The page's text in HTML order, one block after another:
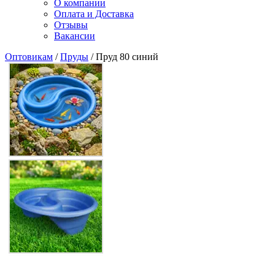
О компании
Оплата и Доставка
Отзывы
Вакансии
Оптовикам /Пруды / Пруд 80 синий